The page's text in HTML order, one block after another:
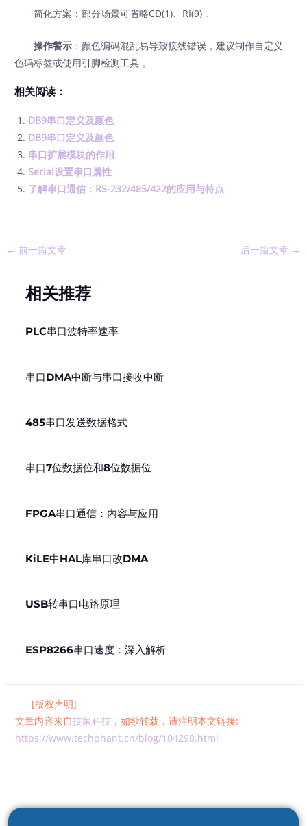
简化方案：部分场景可省略CD(1)、RI(9) 。
操作警示 ：颜色编码混乱易导致接线错误，建议制作自定义
色码标签或使用引脚检测工具 。
相关阅读：
DB9串口定义及颜色
DB9串口定义及颜色
串口扩展模块的作用
Serial设置串口属性
了解串口通信：RS-232/485/422的应用与特点
← 前一篇文章 后一篇文章 →
相关推荐
PLC串口波特率速率
串口DMA中断与串口接收中断
485串口发送数据格式
串口7位数据位和8位数据位
FPGA串口通信：内容与应用
KiLE中HAL库串口改DMA
USB转串口电路原理
ESP8266串口速度：深入解析
[版权声明]
文章内容来自技象科技 ，如欲转载，请注明本文链接:
https://www.techphant.cn/blog/104298.html